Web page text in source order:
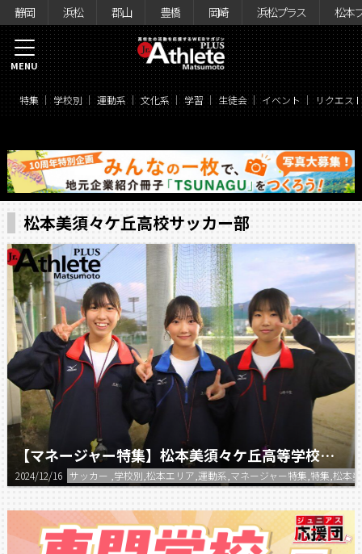
静岡 浜松 郡山 豊橋 岡崎 浜松プラス 松本
特集 学校別 運動系 文化系 学習 生徒会 イベント リクエス
MENU
松本美須々ケ丘高校サッカー部
【マネージャー特集】松本美須々ケ丘高等学校 サッカー部マネージャー
2024/12/16 サッカー ,学校別,松本エリア,運動系,マネージャー特集,特集,松本